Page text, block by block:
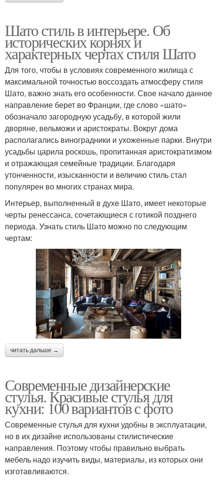
Шато стиль в интерьере. Об
исторических корнях и
характерных чертах стиля Шато
Для того, чтобы в условиях современного жилища с
максимальной точностью воссоздать атмосферу стиля
Шато, важно знать его особенности. Свое начало данное
направление берет во Франции, где слово «шато»
обозначало загородную усадьбу, в которой жили
дворяне, вельможи и аристократы. Вокруг дома
располагались виноградники и ухоженные парки. Внутри
усадьбы царила роскошь, пропитанная аристократизмом
и отражающая семейные традиции. Благодаря
утонченности, изысканности и величию стиль стал
популярен во многих странах мира.
Интерьер, выполненный в духе Шато, имеет некоторые
черты ренессанса, сочетающиеся с готикой позднего
периода. Узнать стиль Шато можно по следующим
чертам:
читать дальше →
Современные дизайнерские
стулья. Красивые стулья для
кухни: 100 вариантов с фото
Современные стулья для кухни удобны в эксплуатации,
но в их дизайне использованы стилистические
направления. Поэтому чтобы правильно выбрать
мебель надо изучить виды, материалы, из которых они
изготавливаются.